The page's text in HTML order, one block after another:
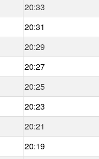
20:33
20:31
20:29
20:27
20:25
20:23
20:21
20:19